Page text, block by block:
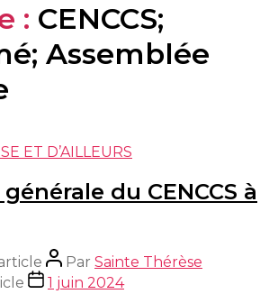
: CENCCS;
Assemblée
ET D’AILLEURS
du CENCCS à
Par Sainte Thérèse
1 juin 2024